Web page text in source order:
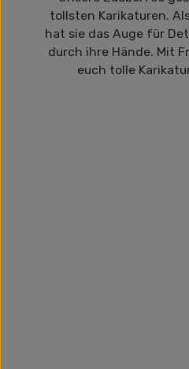
tollsten Karikaturen.
hat sie das Auge für
durch ihre Hände. Mit
euch tolle